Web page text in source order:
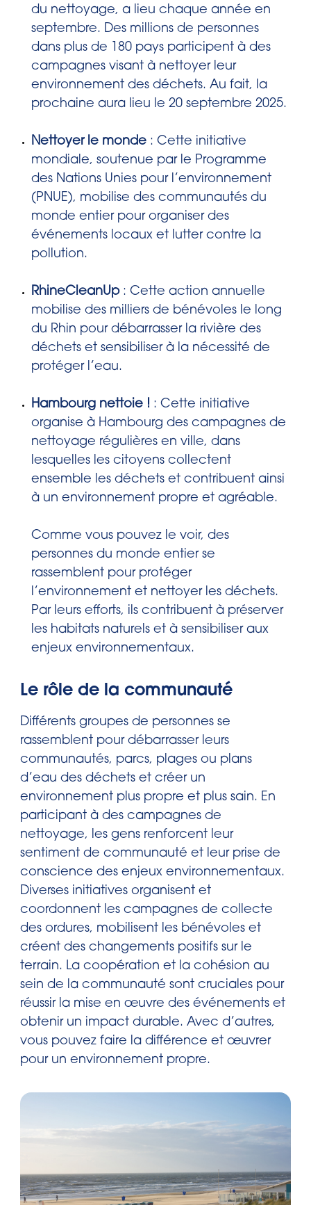
du nettoyage, a lieu chaque année en
septembre. Des millions de personnes
dans plus de 180 pays participent à des
campagnes visant à nettoyer leur
environnement des déchets. Au fait, la
prochaine aura lieu le 20 septembre 2025.
Nettoyer le monde : Cette initiative
mondiale, soutenue par le Programme
des Nations Unies pour l’environnement
(PNUE), mobilise des communautés du
monde entier pour organiser des
événements locaux et lutter contre la
pollution.
RhineCleanUp: Cette action annuelle
mobilise des milliers de bénévoles le long
du Rhin pour débarrasser la rivière des
déchets et sensibiliser à la nécessité de
protéger l’eau.
Hambourg nettoie ! : Cette initiative
organise à Hambourg des campagnes de
nettoyage régulières en ville, dans
lesquelles les citoyens collectent
ensemble les déchets et contribuent ainsi
à un environnement propre et agréable.
Comme vous pouvez le voir, des
personnes du monde entier se
rassemblent pour protéger
l’environnement et nettoyer les déchets.
Par leurs efforts, ils contribuent à préserver
les habitats naturels et à sensibiliser aux
enjeux environnementaux.
Le rôle de la communauté
Différents groupes de personnes se
rassemblent pour débarrasser leurs
communautés, parcs, plages ou plans
d’eau des déchets et créer un
environnement plus propre et plus sain. En
participant à des campagnes de
nettoyage, les gens renforcent leur
sentiment de communauté et leur prise de
conscience des enjeux environnementaux.
Diverses initiatives organisent et
coordonnent les campagnes de collecte
des ordures, mobilisent les bénévoles et
créent des changements positifs sur le
terrain. La coopération et la cohésion au
sein de la communauté sont cruciales pour
réussir la mise en œuvre des événements et
obtenir un impact durable. Avec d’autres,
vous pouvez faire la différence et œuvrer
pour un environnement propre.